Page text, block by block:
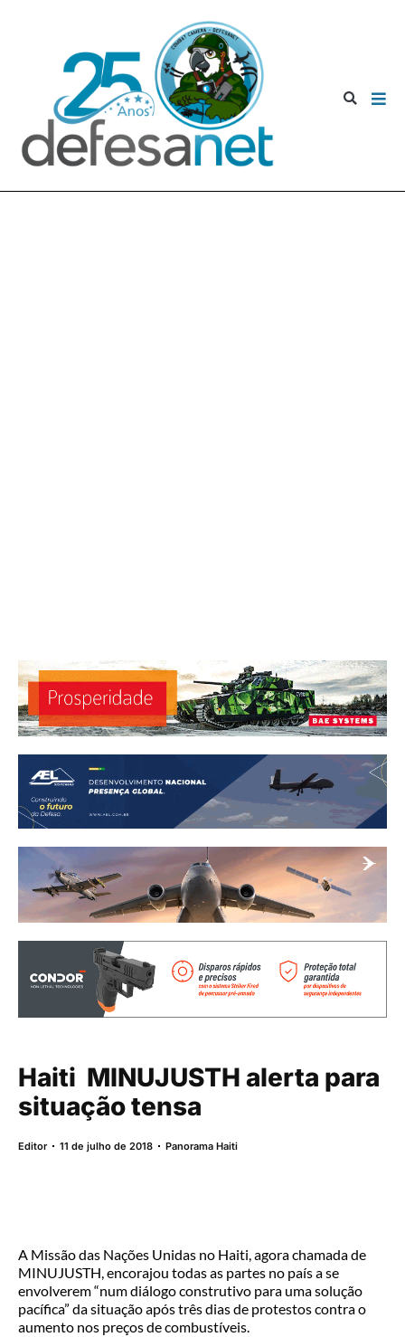
Haiti  MINUJUSTH alerta para
situação tensa
Editor 11 de julho de 2018 Panorama Haiti
A Missão das Nações Unidas no Haiti, agora chamada de
MINUJUSTH, encorajou todas as partes no país a se
envolverem “num diálogo construtivo para uma solução
pacífica” da situação após três dias de protestos contra o
aumento nos preços de combustíveis.